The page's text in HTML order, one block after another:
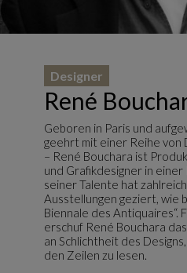
René
Designer
Geboren in Paris und
geehrt mit einer Reihe von
– René Bouchara ist
und Grafikdesigner in einer
seiner Talente hat
Ausstellungen geziert, wie
Biennale des Antiquaires“.
erschuf René Bouchara
an Schlichtheit des
den Zeilen zu lesen.